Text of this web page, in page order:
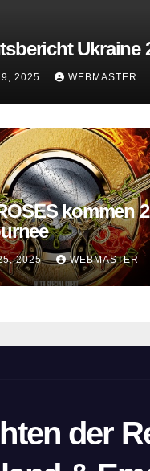
Ukraine
2025 WEBMASTER
kommen
2025 WEBMASTER
der